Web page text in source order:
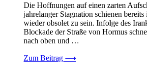
Die Hoffnungen auf einen zarten
jahrelanger Stagnation schienen bereits
wieder obsolet zu sein. Infolge des
Blockade der Straße von Hormus
nach oben und …
Zum Beitrag ⟶